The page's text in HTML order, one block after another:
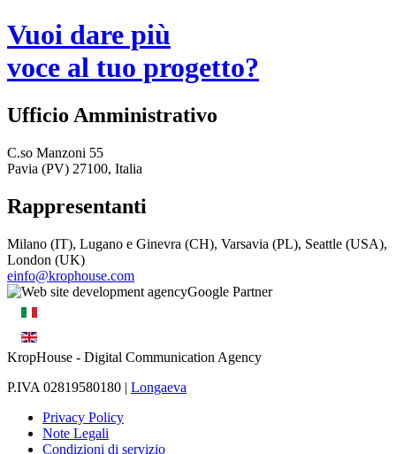
Vuoi dare più
voce al tuo progetto?
Ufficio Amministrativo
C.so Manzoni 55
Pavia (PV) 27100, Italia
Rappresentanti
Milano (IT), Lugano e Ginevra (CH), Varsavia (PL), Seattle (USA),
London (UK)
einfo@krophouse.com
KropHouse - Digital Communication Agency
P.IVA 02819580180 | Longaeva
Privacy Policy
Note Legali
Condizioni di servizio